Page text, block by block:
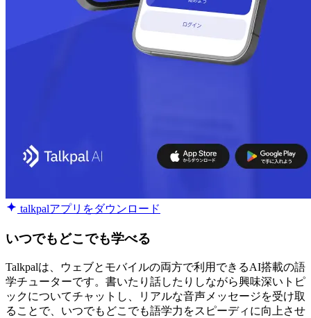
talkpalアプリをダウンロード
いつでもどこでも学べる
Talkpalは、ウェブとモバイルの両方で利用できるAI搭載の語
学チューターです。書いたり話したりしながら興味深いトピ
ックについてチャットし、リアルな音声メッセージを受け取
ることで、いつでもどこでも語学力をスピーディに向上させ